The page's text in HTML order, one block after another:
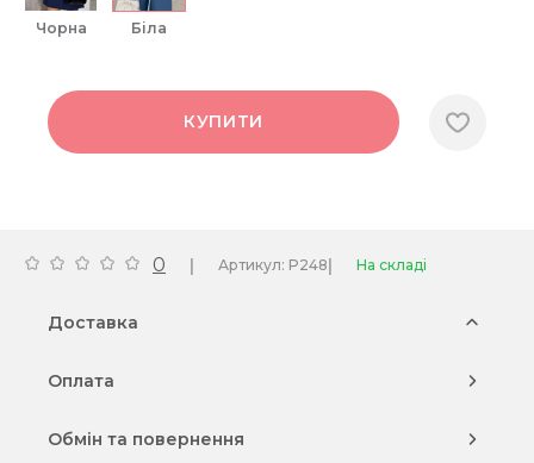
чорна біла
КУПИТИ
0 | Артикул: P248| На складі
Доставка
Оплата
Обмін та повернення